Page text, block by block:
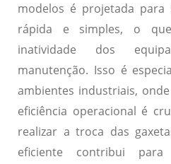
modelos é projetada
rápida e simples, o
inatividade dos
manutenção. Isso é
ambientes industriais,
eficiência operacional é
realizar a troca das
eficiente contribui